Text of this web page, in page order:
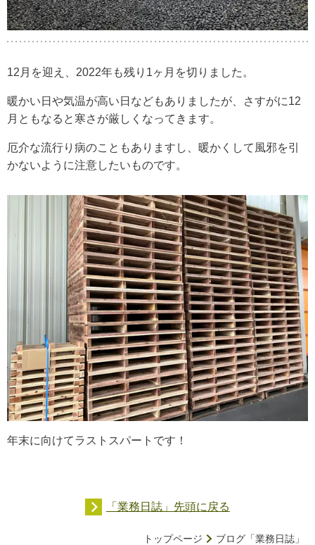
12月を迎え、2022年も残り1ヶ月を切りました。
暖かい日や気温が高い日などもありましたが、さすがに12
月ともなると寒さが厳しくなってきます。
厄介な流行り病のこともありますし、暖かくして風邪を引
かないように注意したいものです。
年末に向けてラストスパートです！
「業務日誌」先頭に戻る
トップページ ブログ「業務日誌」